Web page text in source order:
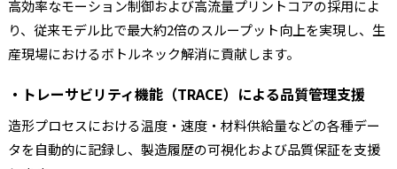
高効率なモーション制御および高流量プリントコアの採用によ
り、従来モデル比で最大約2倍のスループット向上を実現し、生
産現場におけるボトルネック解消に貢献します。
・トレーサビリティ機能（TRACE）による品質管理支援
造形プロセスにおける温度・速度・材料供給量などの各種デー
タを自動的に記録し、製造履歴の可視化および品質保証を支援